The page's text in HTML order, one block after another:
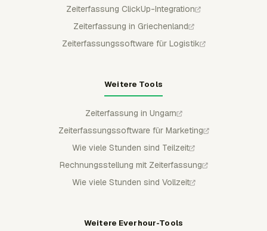
Zeiterfassung ClickUp-Integration
Zeiterfassung in Griechenland
Zeiterfassungssoftware für Logistik
Weitere Tools
Zeiterfassung in Ungarn
Zeiterfassungssoftware für Marketing
Wie viele Stunden sind Teilzeit
Rechnungsstellung mit Zeiterfassung
Wie viele Stunden sind Vollzeit
Weitere Everhour-Tools